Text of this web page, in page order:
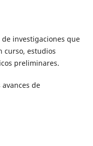
de investigaciones que
curso, estudios
preliminares.
de